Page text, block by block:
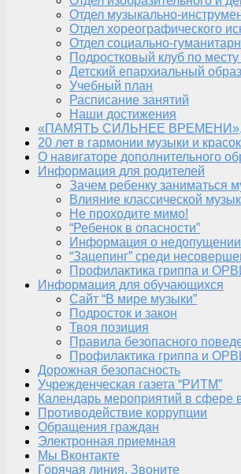
Отдел музыкально-
Отдел хореографического
Отдел социально-
Подростковый клуб по месту
Детский епархиальный
Учебный план
Расписание занятий
Наши достижения
«ПАМЯТЬ СИЛЬНЕЕ
20 лет в гармонии музыки и
О навигаторе дополнительного
Информация для родителей
Зачем ребенку заниматься
Влияние классической
Не проходите мимо!
“Ребенок в опасности”
Информация о недопущении
“Зацепинг” среди
Профилактика гриппа и
Информация для обучающихся
Сайт “В мире музыки”
Подросток и закон
Твоя позиция
Правила безопасного
Профилактика гриппа и
Дорожная безопасность
Учрежденческая газета “РИТМ”
Календарь мероприятий в сфере
Противодействие коррупции
Обращения граждан
Электронная приемная
Мы Вконтакте
Горячая линия. Звоните